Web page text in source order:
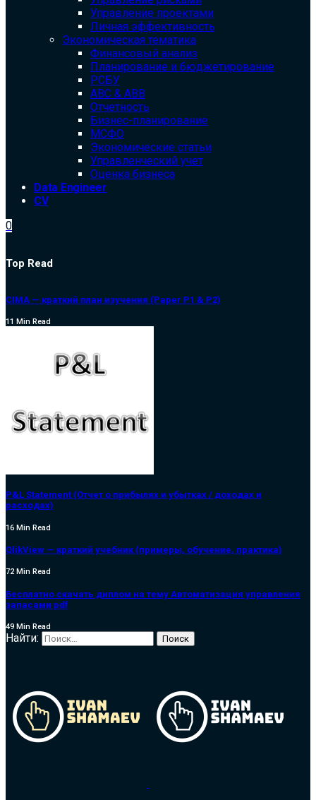
Управление проектами
Личная эффективность
Экономическая тематика
Финансовый анализ
Планирование и бюджетирование
РСБУ
ABC & ABB
Отчетность
Бизнес-планирование
МСФО
Экономические статьи
Управленческий учет
Оценка бизнеса
Data Engineer
CV
0
Top Read
CIMA — краткий план изучения (Paper P1 & P2)
11 Min Read
P&L Statement (Отчет о прибылях и убытках / доходах и
расходах)
16 Min Read
QlikView — краткий учебник (примеры, обучение, практика)
72 Min Read
Бесплатно скачать диплом на тему Автоматизация управления
запасами pdf
49 Min Read
Найти: